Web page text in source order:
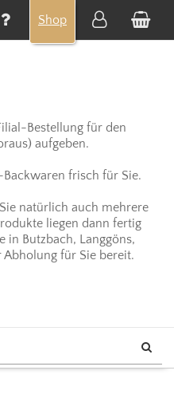
Shop
Bestellung für den
aufgeben.
frisch für Sie.
natürlich auch mehrere
liegen dann fertig
in Butzbach, Langgöns,
Abholung für Sie bereit.